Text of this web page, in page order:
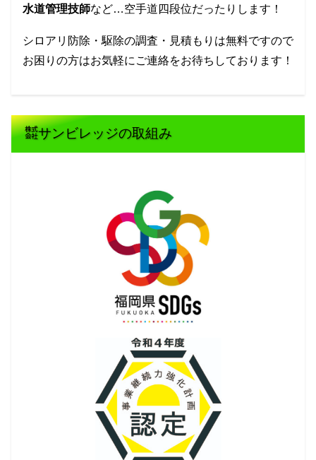
水道管理技師など…空手道四段位だったりします！
シロアリ防除・駆除の調査・見積もりは無料ですので
お困りの方はお気軽にご連絡をお待ちしております！
㍿サンビレッジの取組み